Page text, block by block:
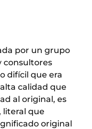
por un grupo
consultores
difícil que era
calidad que
al original, es
literal que
original